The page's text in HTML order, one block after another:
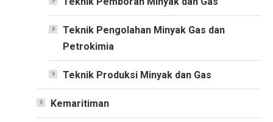
Teknik Pengolahan Minyak Gas dan
Petrokimia
Teknik Produksi Minyak dan Gas
Kemaritiman